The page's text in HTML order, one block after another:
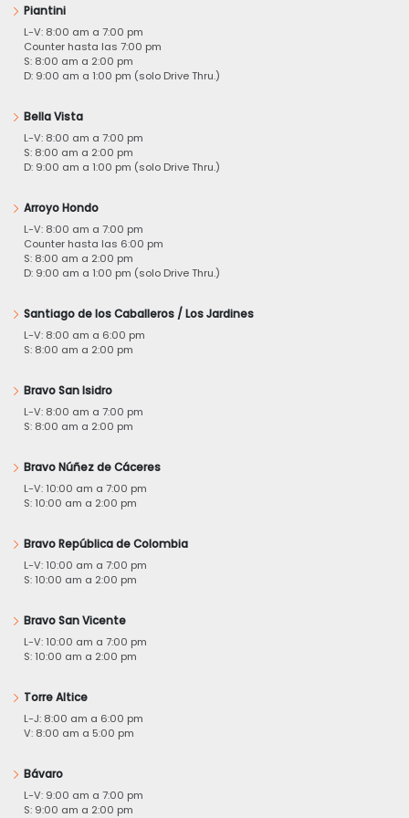
Piantini
L-V: 8:00 am a 7:00 pm
Counter hasta las 7:00 pm
S: 8:00 am a 2:00 pm
D: 9:00 am a 1:00 pm (solo Drive Thru.)
Bella Vista
L-V: 8:00 am a 7:00 pm
S: 8:00 am a 2:00 pm
D: 9:00 am a 1:00 pm (solo Drive Thru.)
Arroyo Hondo
L-V: 8:00 am a 7:00 pm
Counter hasta las 6:00 pm
S: 8:00 am a 2:00 pm
D: 9:00 am a 1:00 pm (solo Drive Thru.)
Santiago de los Caballeros / Los Jardines
L-V: 8:00 am a 6:00 pm
S: 8:00 am a 2:00 pm
Bravo San Isidro
L-V: 8:00 am a 7:00 pm
S: 8:00 am a 2:00 pm
Bravo Núñez de Cáceres
L-V: 10:00 am a 7:00 pm
S: 10:00 am a 2:00 pm
Bravo República de Colombia
L-V: 10:00 am a 7:00 pm
S: 10:00 am a 2:00 pm
Bravo San Vicente
L-V: 10:00 am a 7:00 pm
S: 10:00 am a 2:00 pm
Torre Altice
L-J: 8:00 am a 6:00 pm
V: 8:00 am a 5:00 pm
Bávaro
L-V: 9:00 am a 7:00 pm
S: 9:00 am a 2:00 pm